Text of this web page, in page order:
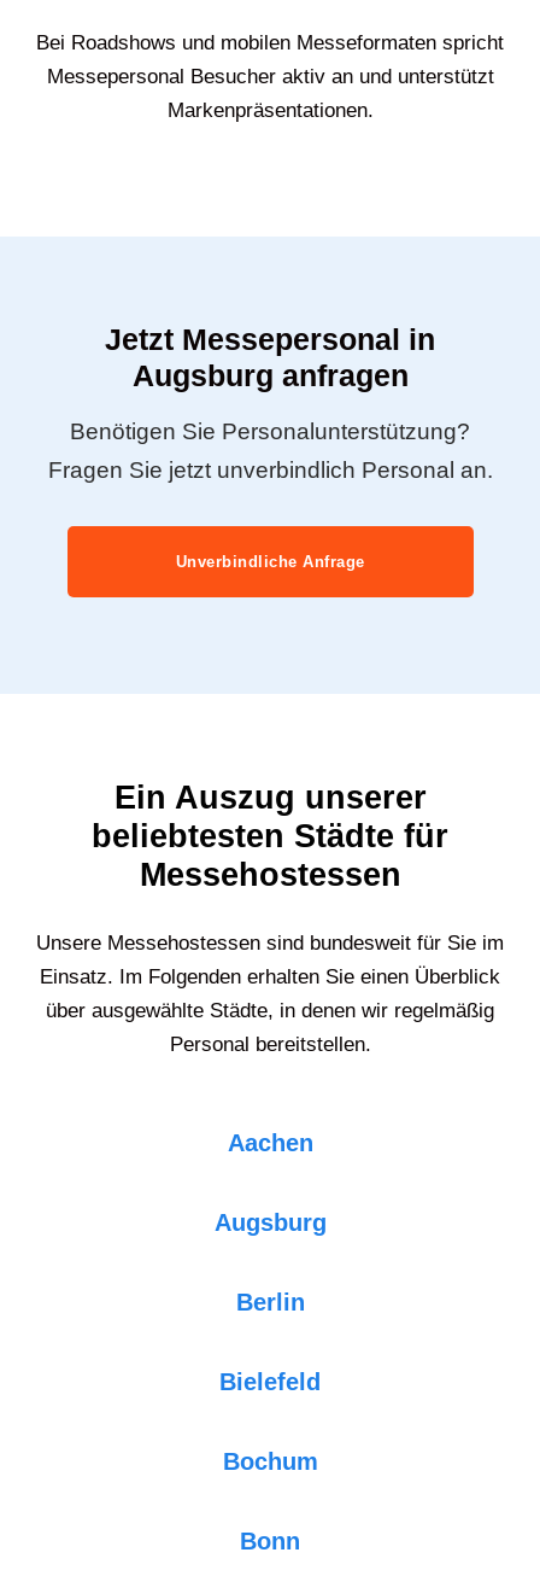
Bei Roadshows und mobilen Messeformaten spricht
Messepersonal Besucher aktiv an und unterstützt
Markenpräsentationen.
Jetzt Messepersonal in
Augsburg anfragen
Benötigen Sie Personalunterstützung?
Fragen Sie jetzt unverbindlich Personal an.
Unverbindliche Anfrage
Ein Auszug unserer
beliebtesten Städte für
Messehostessen
Unsere Messehostessen sind bundesweit für Sie im
Einsatz. Im Folgenden erhalten Sie einen Überblick
über ausgewählte Städte, in denen wir regelmäßig
Personal bereitstellen.
Aachen
Augsburg
Berlin
Bielefeld
Bochum
Bonn